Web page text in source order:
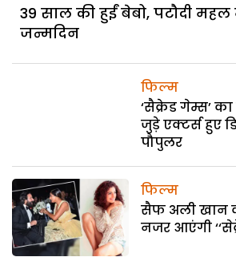
39 साल की हुईं बेबो, पटौदी
जन्मदिन
फिल्म
‘सैक्रेड गेम्स’
जुड़े एक्टर्स हुए
पौपुलर
फिल्म
सैफ अली खान
नजर आएंगी